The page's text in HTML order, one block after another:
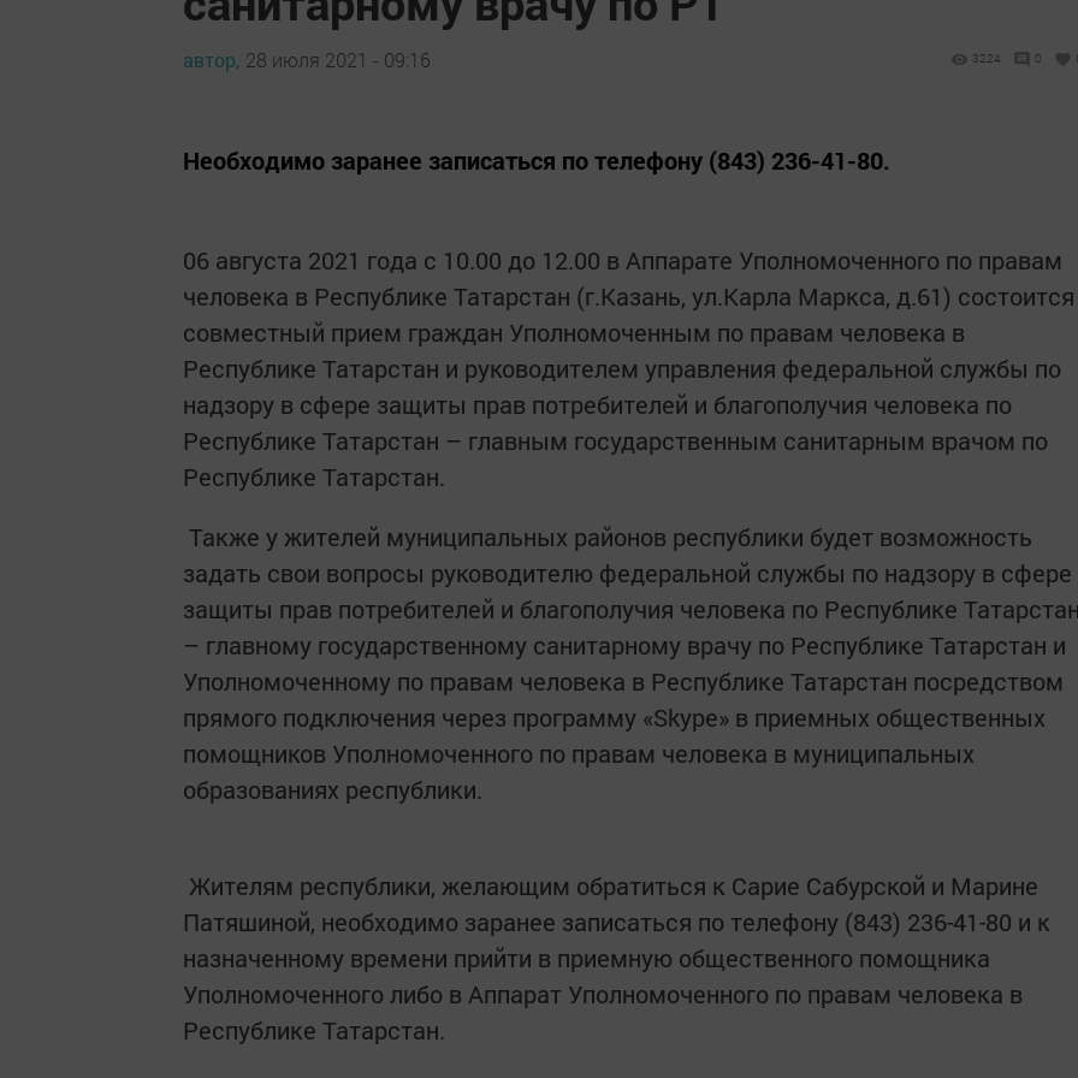
автор, 28 июля 2021 - 09:16 3224 0
Необходимо заранее записаться по телефону (843) 236-41-80.
06 августа 2021 года с 10.00 до 12.00 в Аппарате Уполномоченного по правам
человека в Республике Татарстан (г.Казань, ул.Карла Маркса, д.61) состоится
совместный прием граждан Уполномоченным по правам человека в
Республике Татарстан и руководителем управления федеральной службы по
надзору в сфере защиты прав потребителей и благополучия человека по
Республике Татарстан – главным государственным санитарным врачом по
Республике Татарстан.
Также у жителей муниципальных районов республики будет возможность
задать свои вопросы руководителю федеральной службы по надзору в сфере
защиты прав потребителей и благополучия человека по Республике
– главному государственному санитарному врачу по Республике Татарстан и
Уполномоченному по правам человека в Республике Татарстан посредством
прямого подключения через программу «Skype» в приемных общественных
помощников Уполномоченного по правам человека в муниципальных
образованиях республики.
Жителям республики, желающим обратиться к Сарие Сабурской и Марине
Патяшиной, необходимо заранее записаться по телефону (843) 236-41-80 и к
назначенному времени прийти в приемную общественного помощника
Уполномоченного либо в Аппарат Уполномоченного по правам человека в
Республике Татарстан.